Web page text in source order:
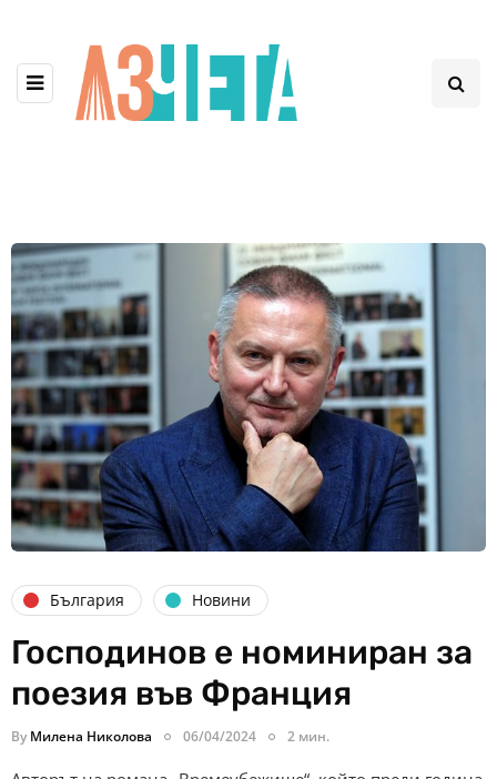
България Новини
Господинов е номиниран за
поезия във Франция
By Милена Николова 06/04/2024 2 мин.